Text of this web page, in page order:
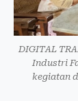
DIGITAL
Industri
kegiatan